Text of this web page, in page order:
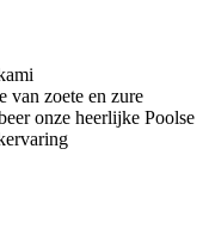
van zoete en zure
onze heerlijke Poolse